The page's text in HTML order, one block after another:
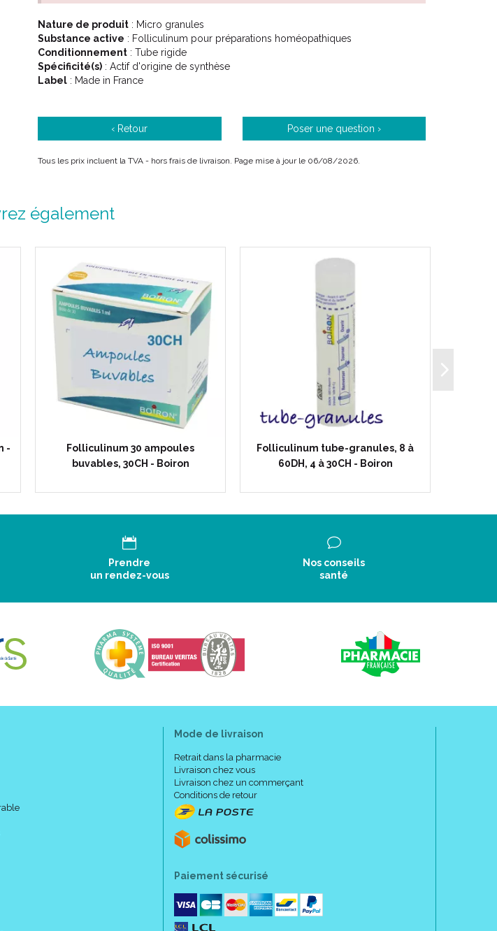
Nature de produit : Micro granules
Substance active : Folliculinum pour préparations homéopathiques
Conditionnement : Tube rigide
Spécificité(s) : Actif d'origine de synthèse
Label : Made in France
‹ Retour Poser une question ›
Tous les prix incluent la TVA - hors frais de livraison. Page mise à jour le 06/08/2026.
également
-
Folliculinum 30 ampoules
buvables, 30CH - Boiron
Folliculinum tube-granules, 8 à
60DH, 4 à 30CH - Boiron
Prendre
un rendez-vous
Nos conseils
santé
Mode de livraison
Retrait dans la pharmacie
Livraison chez vous
Livraison chez un commerçant
Conditions de retour
Paiement sécurisé